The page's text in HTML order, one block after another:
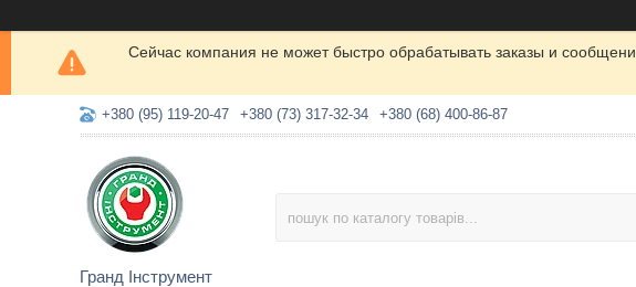
Сейчас компания не может быстро обрабатывать заказы и
+380 (95) 119-20-47 +380 (73) 317-32-34 +380 (68) 400-86-87
Гранд Інструмент